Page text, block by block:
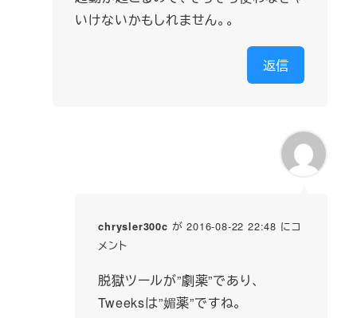
いけないかもしれません。。
返信
chrysler300c が 2016-08-22 22:48 にコ
メント
脱獄ツールが”劇薬”であり、
Tweeksは”媚薬”ですね。